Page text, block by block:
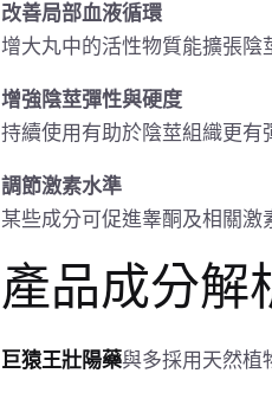
改善局部血液循環
增大丸中的活性物質能擴張陰
增強陰莖彈性與硬度
持續使用有助於陰莖組織更有
調節激素水準
某些成分可促進睾酮及相關激
產品成分解
巨猿王壯陽藥與多採用天然植